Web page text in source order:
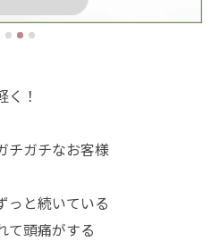
！
チガチなお客様
っと続いている
て頭痛がする